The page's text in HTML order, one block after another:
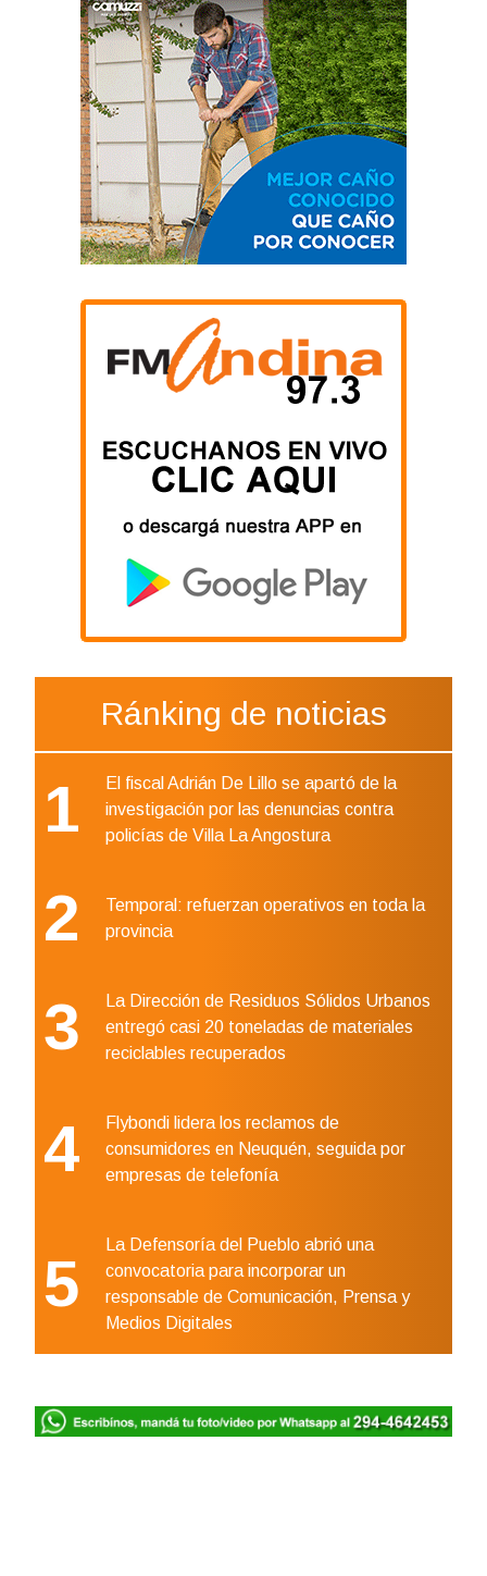
Ránking de noticias
1
El fiscal Adrián De Lillo se apartó de la
investigación por las denuncias contra
policías de Villa La Angostura
2
Temporal: refuerzan operativos en toda la
provincia
3
La Dirección de Residuos Sólidos Urbanos
entregó casi 20 toneladas de materiales
reciclables recuperados
4
Flybondi lidera los reclamos de
consumidores en Neuquén, seguida por
empresas de telefonía
5
La Defensoría del Pueblo abrió una
convocatoria para incorporar un
responsable de Comunicación, Prensa y
Medios Digitales